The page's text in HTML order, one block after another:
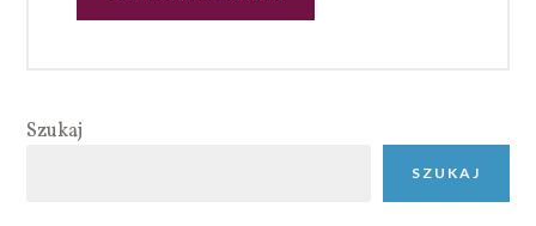
Szukaj
SZUKAJ